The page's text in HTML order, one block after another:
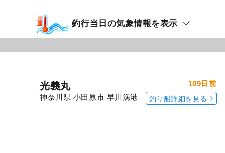
釣行当日の気象情報を表示
光義丸
神奈川県 小田原市 早川漁港
109日前
釣り船詳細を見る